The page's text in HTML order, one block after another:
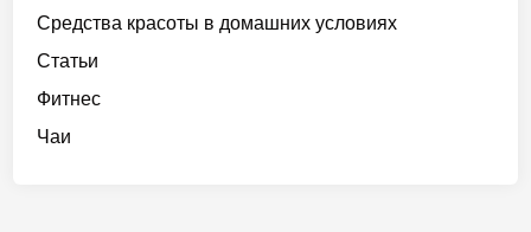
Средства красоты в домашних условиях
Статьи
Фитнес
Чаи